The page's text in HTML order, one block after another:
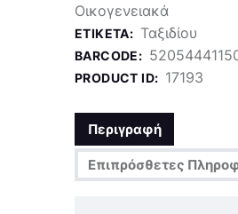
Οικογενειακά
ΕΤΙΚΈΤΑ: Ταξιδίου
BARCODE:
PRODUCT ID: 17193
Περιγραφή
Επιπρόσθετες